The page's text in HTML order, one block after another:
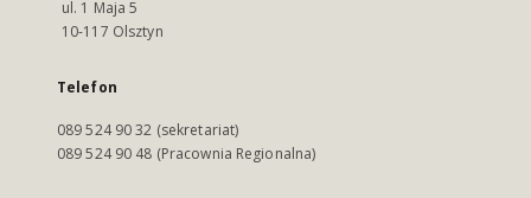
ul. 1 Maja 5
10-117 Olsztyn
Telefon
089 524 90 32 (sekretariat)
089 524 90 48 (Pracownia Regionalna)